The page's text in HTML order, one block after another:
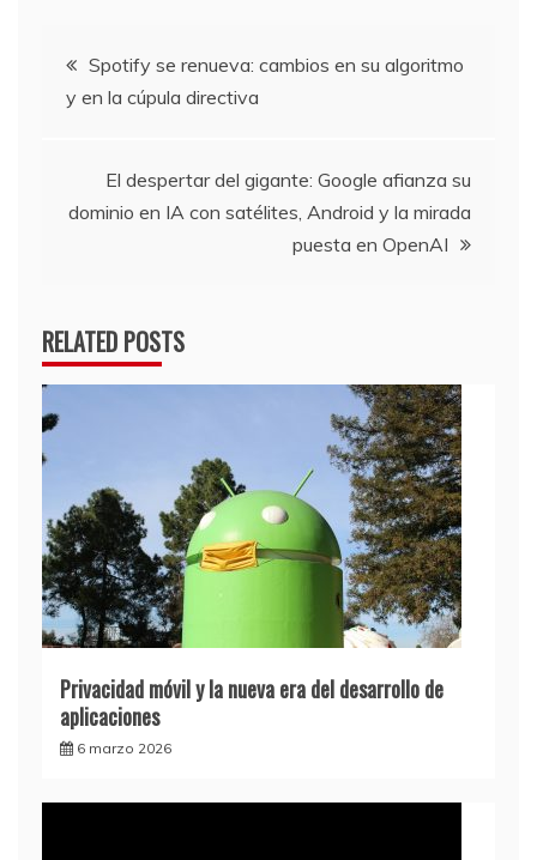
Navegación
de
entradas
Spotify se renueva: cambios en su algoritmo
y en la cúpula directiva
El despertar del gigante: Google afianza su
dominio en IA con satélites, Android y la mirada
puesta en OpenAI
RELATED POSTS
Privacidad móvil y la nueva era del desarrollo de
aplicaciones
6 marzo 2026